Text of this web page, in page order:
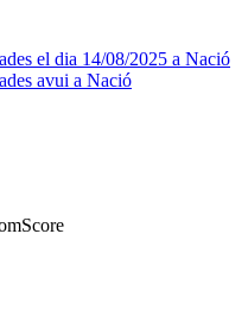
el dia 14/08/2025 a Nació
avui a Nació